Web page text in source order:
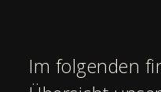
Im folgenden